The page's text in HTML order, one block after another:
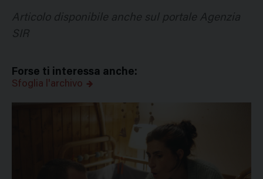
Articolo disponibile anche sul portale Agenzia
SIR
Forse ti interessa anche:
Sfoglia l'archivo